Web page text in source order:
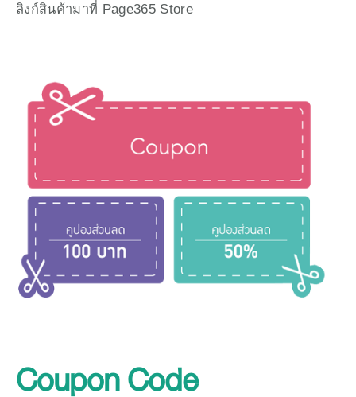
ลิงก์สินค้ามาที่ Page365 Store
Coupon Code